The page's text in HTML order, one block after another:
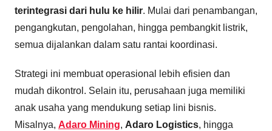
terintegrasi dari hulu ke hilir. Mulai dari penambangan,
pengangkutan, pengolahan, hingga pembangkit listrik,
semua dijalankan dalam satu rantai koordinasi.
Strategi ini membuat operasional lebih efisien dan
mudah dikontrol. Selain itu, perusahaan juga memiliki
anak usaha yang mendukung setiap lini bisnis.
Misalnya, Adaro Mining, Adaro Logistics, hingga